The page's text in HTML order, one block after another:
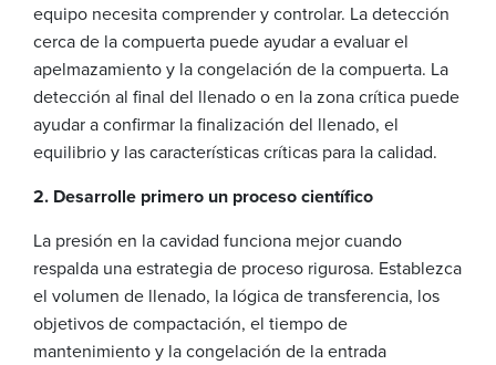
equipo necesita comprender y controlar. La detección
cerca de la compuerta puede ayudar a evaluar el
apelmazamiento y la congelación de la compuerta. La
detección al final del llenado o en la zona crítica puede
ayudar a confirmar la finalización del llenado, el
equilibrio y las características críticas para la calidad.
2. Desarrolle primero un proceso científico
La presión en la cavidad funciona mejor cuando
respalda una estrategia de proceso rigurosa. Establezca
el volumen de llenado, la lógica de transferencia, los
objetivos de compactación, el tiempo de
mantenimiento y la congelación de la entrada